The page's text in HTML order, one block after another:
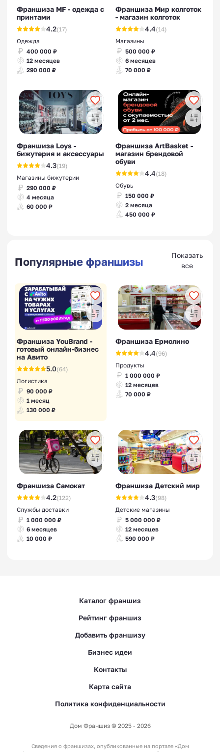
Франшиза MF - одежда с
принтами
4.2(17)
Одежда
400 000 ₽
12 месяцев
290 000 ₽
Франшиза Мир колготок
- магазин колготок
4.4(14)
Магазины
500 000 ₽
6 месяцев
70 000 ₽
Франшиза Loys -
бижутерия и аксессуары
4.3(19)
Магазины бижутерии
290 000 ₽
4 месяца
60 000 ₽
Франшиза ArtBasket -
магазин брендовой
обуви
4.4(18)
Обувь
150 000 ₽
2 месяца
450 000 ₽
Популярные франшизы
Показать
все
Франшиза YouBrand -
готовый онлайн-бизнес
на Авито
5.0(64)
Логистика
90 000 ₽
1 месяц
130 000 ₽
Франшиза Ермолино
4.4(96)
Продукты
1 000 000 ₽
12 месяцев
70 000 ₽
Франшиза Самокат
4.2(122)
Службы доставки
1 000 000 ₽
6 месяцев
10 000 ₽
Франшиза Детский мир
4.3(98)
Детские магазины
5 000 000 ₽
12 месяцев
590 000 ₽
Каталог франшиз
Рейтинг франшиз
Добавить франшизу
Бизнес идеи
Контакты
Карта сайта
Политика конфиденциальности
Дом Франшиз © 2025 - 2026